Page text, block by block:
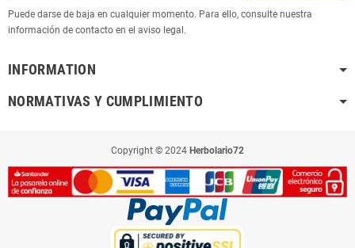
Puede darse de baja en cualquier momento. Para ello, consulte nuestra
información de contacto en el aviso legal.
INFORMATION
NORMATIVAS Y CUMPLIMIENTO
Copyright © 2024 Herbolario72